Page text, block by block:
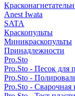
Anest Iwata
SATA
Краскопульты
Миникраскопульты
Принадлежности
Pro.Sto
Pro.Sto - Песок для
Pro.Sto -
Pro.Sto - Сварочная